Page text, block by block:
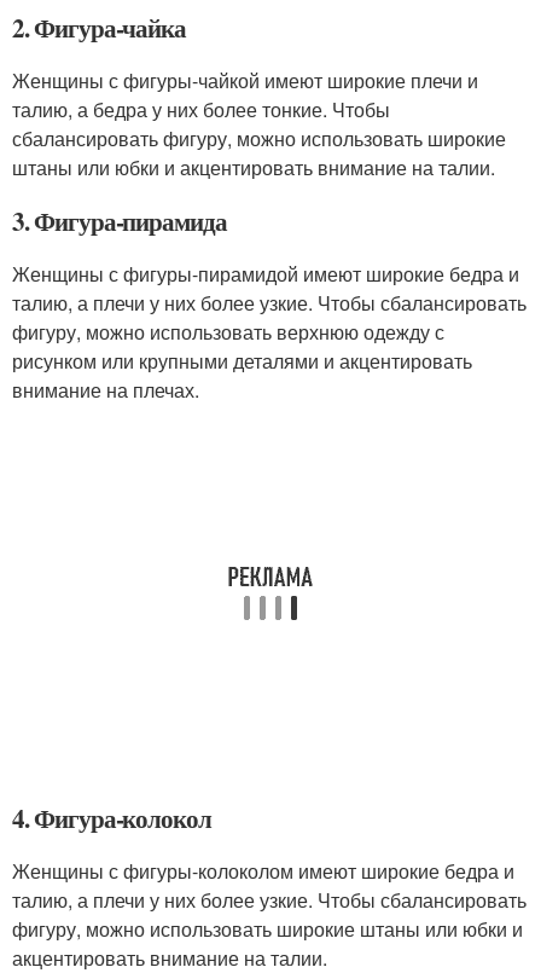
2. Фигура-чайка
Женщины с фигуры-чайкой имеют широкие плечи и
талию, а бедра у них более тонкие. Чтобы
сбалансировать фигуру, можно использовать широкие
штаны или юбки и акцентировать внимание на талии.
3. Фигура-пирамида
Женщины с фигуры-пирамидой имеют широкие бедра и
талию, а плечи у них более узкие. Чтобы сбалансировать
фигуру, можно использовать верхнюю одежду с
рисунком или крупными деталями и акцентировать
внимание на плечах.
4. Фигура-колокол
Женщины с фигуры-колоколом имеют широкие бедра и
талию, а плечи у них более узкие. Чтобы сбалансировать
фигуру, можно использовать широкие штаны или юбки и
акцентировать внимание на талии.